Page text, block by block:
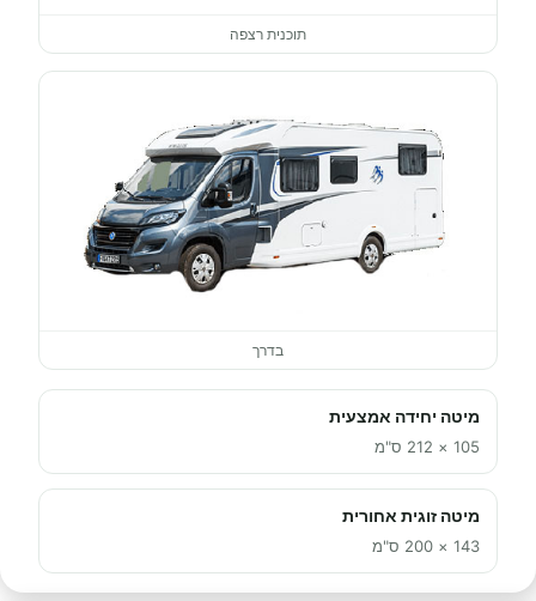
תוכנית רצפה
בדרך
מיטה יחידה אמצעית
105 × 212 ס"מ
מיטה זוגית אחורית
143 × 200 ס"מ